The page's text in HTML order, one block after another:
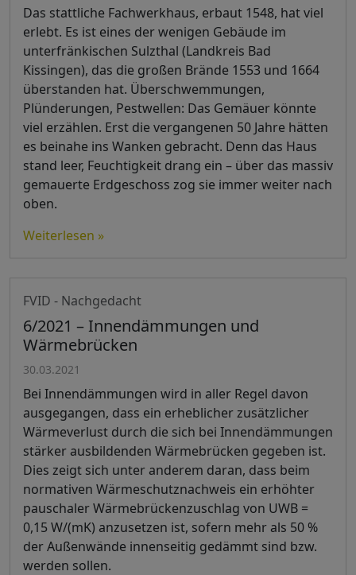
Das stattliche Fachwerkhaus, erbaut 1548, hat viel
erlebt. Es ist eines der wenigen Gebäude im
unterfränkischen Sulzthal (Landkreis Bad
Kissingen), das die großen Brände 1553 und 1664
überstanden hat. Überschwemmungen,
Plünderungen, Pestwellen: Das Gemäuer könnte
viel erzählen. Erst die vergangenen 50 Jahre hätten
es beinahe ins Wanken gebracht. Denn das Haus
stand leer, Feuchtigkeit drang ein – über das massiv
gemauerte Erdgeschoss zog sie immer weiter nach
oben.
Weiterlesen »
FVID - Nachgedacht
6/2021 – Innendämmungen und
Wärmebrücken
30.03.2021
Bei Innendämmungen wird in aller Regel davon
ausgegangen, dass ein erheblicher zusätzlicher
Wärmeverlust durch die sich bei Innendämmungen
stärker ausbildenden Wärmebrücken gegeben ist.
Dies zeigt sich unter anderem daran, dass beim
normativen Wärmeschutznachweis ein erhöhter
pauschaler Wärmebrückenzuschlag von UWB =
0,15 W/(mK) anzusetzen ist, sofern mehr als 50 %
der Außenwände innenseitig gedämmt sind bzw.
werden sollen.